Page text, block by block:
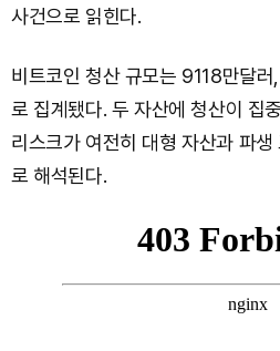
사건으로 읽힌다.
비트코인 청산 규모는 9118만달
로 집계됐다. 두 자산에 청산이 집
리스크가 여전히 대형 자산과 파
로 해석된다.